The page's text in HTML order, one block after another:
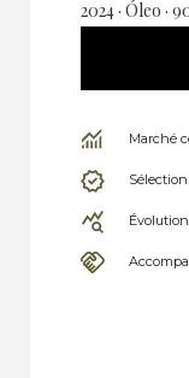
2024 · Óleo ·
Marché